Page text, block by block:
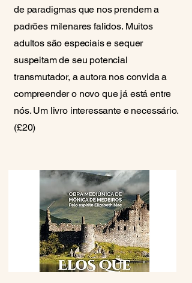
de paradigmas que nos prendem a
padrões milenares falidos. Muitos
adultos são especiais e sequer
suspeitam de seu potencial
transmutador, a autora nos convida a
compreender o novo que já está entre
nós. Um livro interessante e necessário.
(£20)